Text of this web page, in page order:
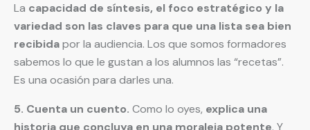
La capacidad de síntesis, el foco estratégico y la
variedad son las claves para que una lista sea bien
recibidapor la audiencia. Los que somos formadores
sabemos lo que le gustan a los alumnos las “recetas”.
Es una ocasión para darles una.
5. Cuenta un cuento. Como lo oyes, explica una
historia que concluya en una moraleja potente. Y